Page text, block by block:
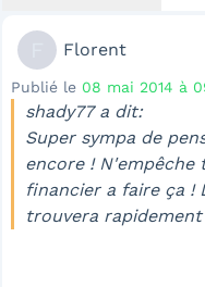
Florent
Publié le 08 mai 2014 à
shady77 a dit:
Super sympa de
encore !
financier a faire ça !
trouvera